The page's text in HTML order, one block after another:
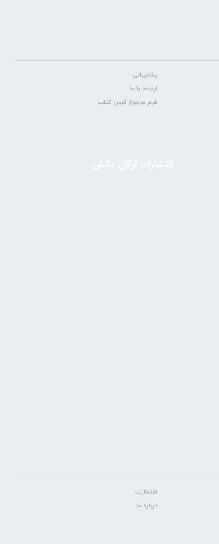
پشتیبانی
ارتباط با ما
فرم مرجوع کردن کتاب
افتخارات
درباره ما